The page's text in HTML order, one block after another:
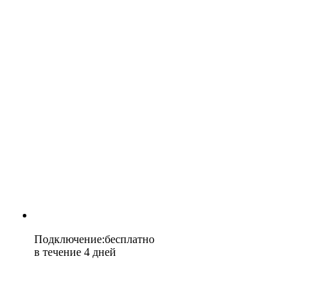
Подключение:бесплатно
в течение 4 дней